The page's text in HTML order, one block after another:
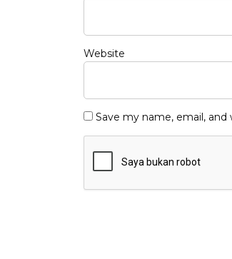
Website
Save my name, email,